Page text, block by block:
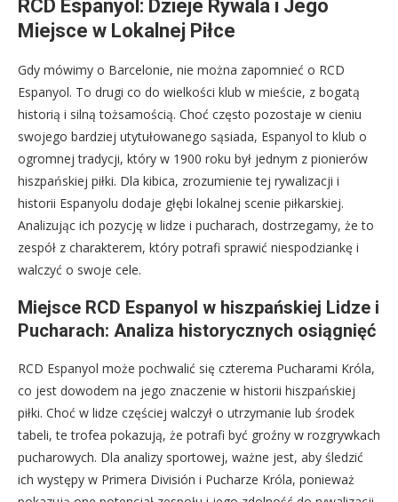
RCD Espanyol: Dzieje Rywala i Jego
Miejsce w Lokalnej Piłce
Gdy mówimy o Barcelonie, nie można zapomnieć o RCD
Espanyol. To drugi co do wielkości klub w mieście, z bogatą
historią i silną tożsamością. Choć często pozostaje w cieniu
swojego bardziej utytułowanego sąsiada, Espanyol to klub o
ogromnej tradycji, który w 1900 roku był jednym z pionierów
hiszpańskiej piłki. Dla kibica, zrozumienie tej rywalizacji i
historii Espanyolu dodaje głębi lokalnej scenie piłkarskiej.
Analizując ich pozycję w lidze i pucharach, dostrzegamy, że to
zespół z charakterem, który potrafi sprawić niespodziankę i
walczyć o swoje cele.
Miejsce RCD Espanyol w hiszpańskiej Lidze i
Pucharach: Analiza historycznych osiągnięć
RCD Espanyol może pochwalić się czterema Pucharami Króla,
co jest dowodem na jego znaczenie w historii hiszpańskiej
piłki. Choć w lidze częściej walczył o utrzymanie lub środek
tabeli, te trofea pokazują, że potrafi być groźny w rozgrywkach
pucharowych. Dla analizy sportowej, ważne jest, aby śledzić
ich występy w Primera División i Pucharze Króla, ponieważ